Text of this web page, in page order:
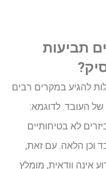
תביעות
להגיע במקרים רבים
העובד. לדוגמא:
לא בטיחותיים
וכן הלאה. עם זאת,
אינה וודאית, מומלץ